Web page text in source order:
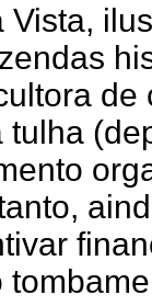
Vista,
tulha